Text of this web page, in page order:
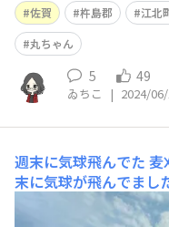
佐賀 杵島郡 江北
丸ちゃん
5 49
ゐちこ | 2024/
週末に気球飛んでた 麦
末に気球が飛んでまし